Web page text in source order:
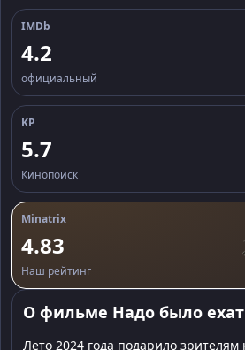
IMDb
4.2
официальный
KP
5.7
Кинопоиск
Minatrix
4.83
Наш рейтинг
О фильме Надо было
Лето 2024 года подарило